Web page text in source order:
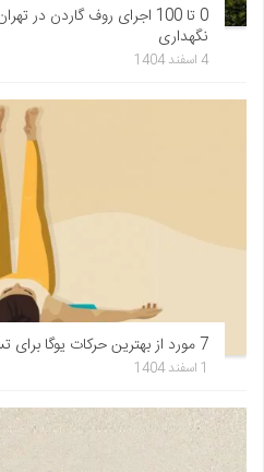
0 تا 100 اجرای روف گاردن در
نگهداری
4 اسفند 1404
7 مورد از بهترین حرکات یوگا برای تسکین استرس
1 اسفند 1404